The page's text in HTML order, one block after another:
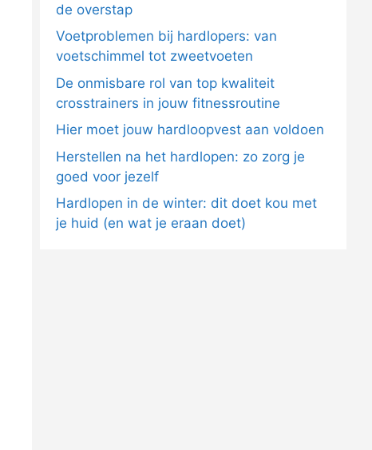
de overstap
Voetproblemen bij hardlopers: van
voetschimmel tot zweetvoeten
De onmisbare rol van top kwaliteit
crosstrainers in jouw fitnessroutine
Hier moet jouw hardloopvest aan voldoen
Herstellen na het hardlopen: zo zorg je
goed voor jezelf
Hardlopen in de winter: dit doet kou met
je huid (en wat je eraan doet)